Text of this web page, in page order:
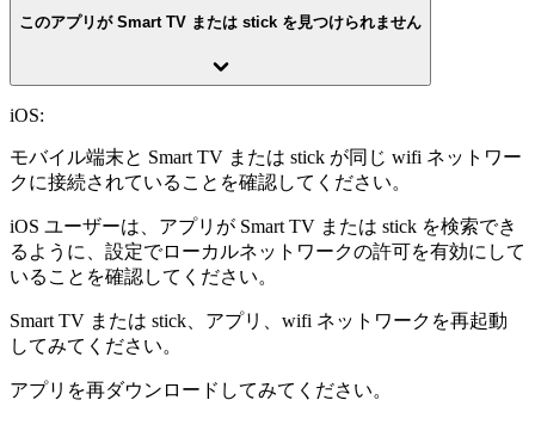
このアプリが Smart TV または stick を見つけられません
iOS:
モバイル端末と Smart TV または stick が同じ wifi ネットワー
クに接続されていることを確認してください。
iOS ユーザーは、アプリが Smart TV または stick を検索でき
るように、設定でローカルネットワークの許可を有効にして
いることを確認してください。
Smart TV または stick、アプリ、wifi ネットワークを再起動
してみてください。
アプリを再ダウンロードしてみてください。